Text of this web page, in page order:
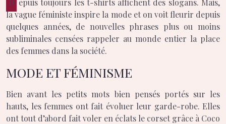
Depuis toujours les t-shirts affichent des slogans. Mais,
la vague féministe inspire la mode et on voit fleurir depuis
quelques années, de nouvelles phrases plus ou moins
subliminales censées rappeler au monde entier la place
des femmes dans la société.
MODE ET FÉMINISME
Bien avant les petits mots bien pensés portés sur les
hauts, les femmes ont fait évoluer leur garde-robe. Elles
ont tout d’abord fait voler en éclats le corset grâce à Coco